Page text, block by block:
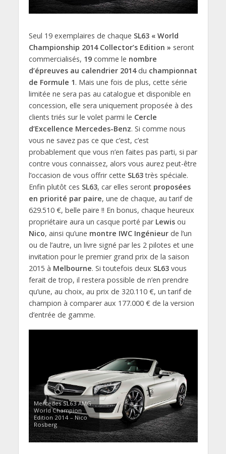
Seul 19 exemplaires de chaque SL63 « World
Championship 2014 Collector’s Edition » seront
commercialisés, 19comme le nombre
d’épreuves au calendrier 2014du championnat
de Formule 1. Mais une fois de plus, cette série
limitée ne sera pas au catalogue et disponible en
concession, elle sera uniquement proposée à des
clients triés sur le volet parmi le Cercle
d’Excellence Mercedes-Benz. Si comme nous
vous ne savez pas ce que c’est, c’est
probablement que vous n’en faites pas parti, si par
contre vous connaissez, alors vous aurez peut-être
l’occasion de vous offrir cette SL63très spéciale.
Enfin plutôt ces SL63, car elles seront proposées
en priorité par paire, une de chaque, au tarif de
629.510 €, belle paire !! En bonus, chaque heureux
propriétaire aura un casque porté par Lewisou
Nico, ainsi qu’une montre IWC Ingénieurde l’un
ou de l’autre, un livre signé par les 2 pilotes et une
invitation pour le premier grand prix de la saison
2015 à Melbourne. Si toutefois deux SL63vous
ferait de trop, il restera possible de n’en prendre
qu’une, au choix, au prix de 320.110 €, un tarif de
champion à comparer aux 177.000 € de la version
d’entrée de gamme.
Mercedes SL63 AMG
World Champion
Edition 2014 – Nico
Rosberg